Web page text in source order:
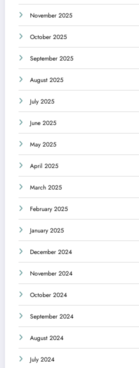
November 2025
October 2025
September 2025
August 2025
July 2025
June 2025
May 2025
April 2025
March 2025
February 2025
January 2025
December 2024
November 2024
October 2024
September 2024
August 2024
July 2024